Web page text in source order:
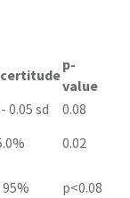
p-
value
0.05 sd
0.08
0.02
95%
p<0.08